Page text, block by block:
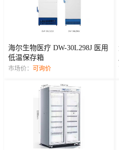
海尔生物医疗 DW-30L298J 医用
低温保存箱
市场价： 可询价